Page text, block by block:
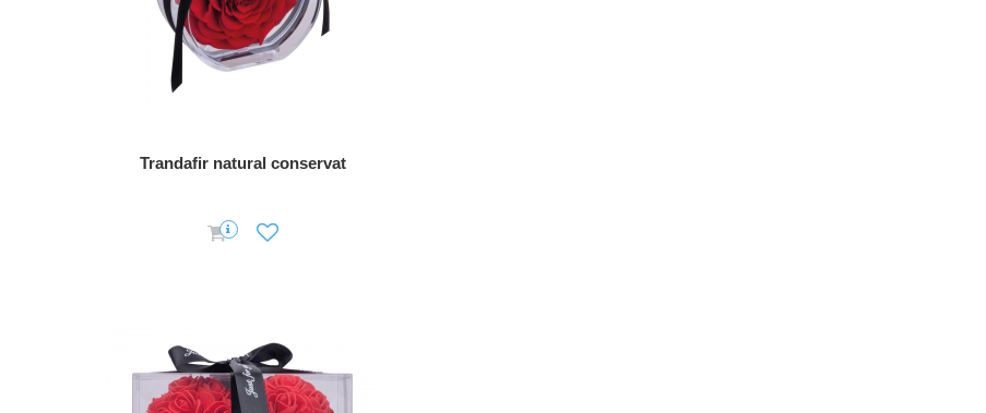
Trandafir natural conservat